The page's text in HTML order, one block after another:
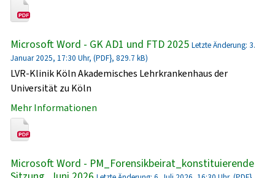
Microsoft Word - GK AD1 und FTD 2025 Letzte Änderung: 3.
Januar 2025, 17:30 Uhr, (PDF}, 829.7 kB)
LVR-Klinik Köln Akademisches Lehrkrankenhaus der
Universität zu Köln
Mehr Informationen
Microsoft Word - PM_Forensikbeirat_konstituierende